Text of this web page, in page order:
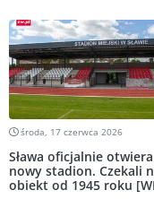
środa, 17 czerwca 2026
Sława oficjalnie otwiera
nowy stadion. Czekali
obiekt od 1945 roku